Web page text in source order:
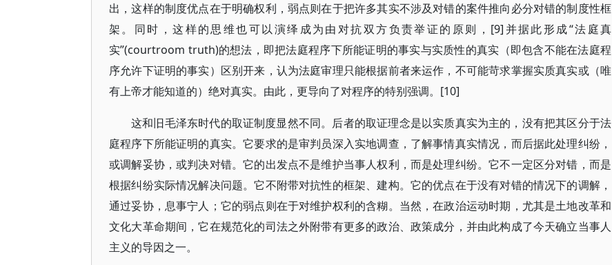
出，这样的制度优点在于明确权利，弱点则在于把许多其实不涉及对错的案件推向必分对错的制度性框
架。同时，这样的思维也可以演绎成为由对抗双方负责举证的原则，[9]并据此形成“法庭真
实”(courtroom truth)的想法，即把法庭程序下所能证明的事实与实质性的真实（即包含不能在法庭程
序允许下证明的事实）区别开来，认为法庭审理只能根据前者来运作，不可能苛求掌握实质真实或（唯
有上帝才能知道的）绝对真实。由此，更导向了对程序的特别强调。[10]
这和旧毛泽东时代的取证制度显然不同。后者的取证理念是以实质真实为主的，没有把其区分于法
庭程序下所能证明的真实。它要求的是审判员深入实地调查，了解事情真实情况，而后据此处理纠纷，
或调解妥协，或判决对错。它的出发点不是维护当事人权利，而是处理纠纷。它不一定区分对错，而是
根据纠纷实际情况解决问题。它不附带对抗性的框架、建构。它的优点在于没有对错的情况下的调解，
通过妥协，息事宁人；它的弱点则在于对维护权利的含糊。当然，在政治运动时期，尤其是土地改革和
文化大革命期间，它在规范化的司法之外附带有更多的政治、政策成分，并由此构成了今天确立当事人
主义的导因之一。